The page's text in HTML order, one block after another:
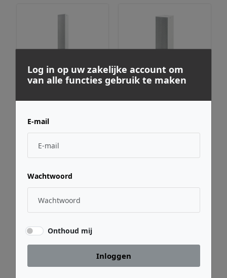
Seeburg-acoustic-line
iBeam Master white
Log in op uw zakelijke account om
van alle functies gebruik te maken
E-mail
Wachtwoord
Onthoud mij
Inloggen